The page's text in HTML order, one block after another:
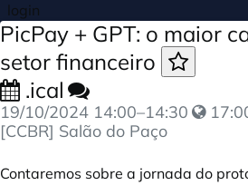
login
PicPay + GPT: o maior
setor financeiro
.ical
19/10/2024 14:00–14:30
[CCBR] Salão do Paço
Contaremos sobre a jornada do